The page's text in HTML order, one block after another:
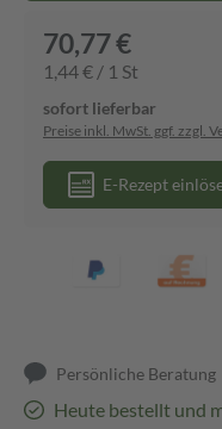
70,77 €
1,44 € / 1 St
sofort lieferbar
Preise inkl. MwSt. ggf. zzgl.
E-Rezept
Persönliche Beratung
Heute bestellt und